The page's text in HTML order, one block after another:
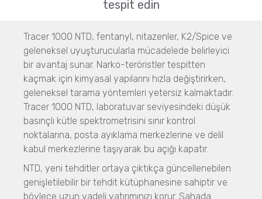
Nanotrac Wave II
NANOTRAC FLEX
STABINO ZETA
Disperse Partikül Yüzey Alanı Analizi
Magnometer XRS
Aerodinamik Partikül Boyut Analizi
TSI 3321
Kademeli İmpaktörler
Görüntüleme
Eldiven Bütünlük Testleri
SEM ile Görüntüleme
NANOS
Micro CT 3D Görüntüleme
N60 micro-CT
N70 micro-CT
N80 micro-CT
N90 nano-CT
Partikül Boyut Analizi
SYNC
Insight 200M
Flow Sciences
Biyogüvenlik Kabinleri
ETA, EHA, END, EVP, FAF Serileri
Galaxy Scientific
FT-NIR Cihazları
NF2000
QuasIR™2000
QuasIR™ 3000
QuasIR™ 4000
tespit edin
Tracer 1000 NTD, fentanyl, nitazenler, K2/Spice ve
geleneksel uyuşturucularla mücadelede belirleyici
bir avantaj sunar. Narko-teröristler tespitten
kaçmak için kimyasal yapılarını hızla değiştirirken,
geleneksel tarama yöntemleri yetersiz kalmaktadır.
Tracer 1000 NTD, laboratuvar seviyesindeki düşük
basınçlı kütle spektrometrisini sınır kontrol
noktalarına, posta ayıklama merkezlerine ve delil
kabul merkezlerine taşıyarak bu açığı kapatır.
NTD, yeni tehditler ortaya çıktıkça güncellenebilen
genişletilebilir bir tehdit kütüphanesine sahiptir ve
böylece uzun vadeli yatırımınızı korur. Sahada